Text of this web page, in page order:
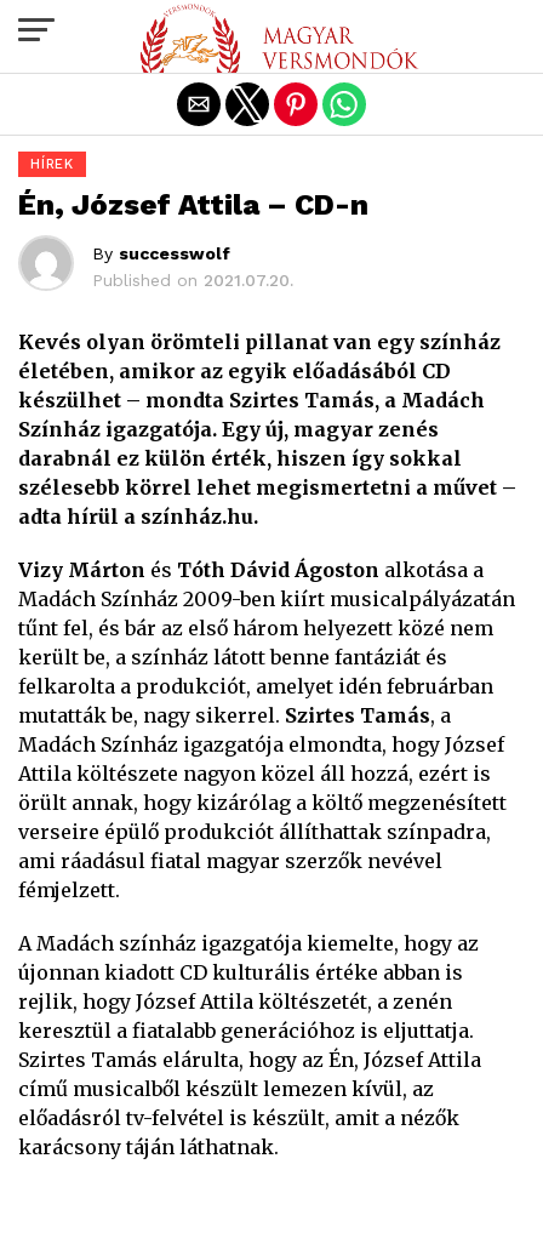
HÍREK
Én, József Attila – CD-n
By successwolf
Published on 2021.07.20.
Kevés olyan örömteli pillanat van egy színház
életében, amikor az egyik előadásából CD
készülhet – mondta Szirtes Tamás, a Madách
Színház igazgatója. Egy új, magyar zenés
darabnál ez külön érték, hiszen így sokkal
szélesebb körrel lehet megismertetni a művet –
adta hírül a színház.hu.
Vizy Márton és Tóth Dávid Ágoston alkotása a
Madách Színház 2009-ben kiírt musicalpályázatán
tűnt fel, és bár az első három helyezett közé nem
került be, a színház látott benne fantáziát és
felkarolta a produkciót, amelyet idén februárban
mutatták be, nagy sikerrel. Szirtes Tamás, a
Madách Színház igazgatója elmondta, hogy József
Attila költészete nagyon közel áll hozzá, ezért is
örült annak, hogy kizárólag a költő megzenésített
verseire épülő produkciót állíthattak színpadra,
ami ráadásul fiatal magyar szerzők nevével
fémjelzett.
A Madách színház igazgatója kiemelte, hogy az
újonnan kiadott CD kulturális értéke abban is
rejlik, hogy József Attila költészetét, a zenén
keresztül a fiatalabb generációhoz is eljuttatja.
Szirtes Tamás elárulta, hogy az Én, József Attila
című musicalből készült lemezen kívül, az
előadásról tv-felvétel is készült, amit a nézők
karácsony táján láthatnak.
Exit mobile version